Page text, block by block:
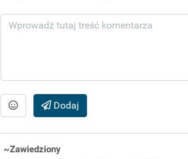
Dodaj
~Zawiedziony